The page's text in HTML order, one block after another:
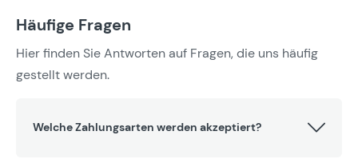
Häufige Fragen
Hier finden Sie Antworten auf Fragen, die uns häufig
gestellt werden.
Welche Zahlungsarten werden akzeptiert?